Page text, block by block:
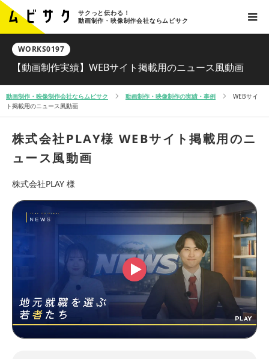
サクっと伝わる！
動画制作・映像制作会社ならムビサク
WORKS0197
【動画制作実績】WEBサイト掲載用のニュース風動画
動画制作・映像制作会社ならムビサク 動画制作・映像制作の実績・事例
WEBサイ
ト掲載用のニュース風動画
株式会社PLAY様 WEBサイト掲載用のニ
ュース風動画
株式会社PLAY 様